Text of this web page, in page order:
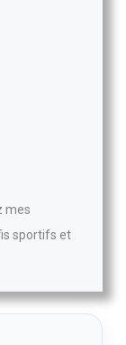
mes
sportifs et